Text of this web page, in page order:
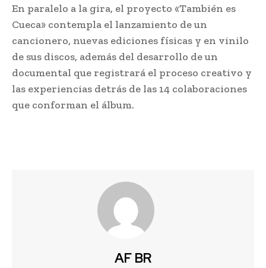
En paralelo a la gira, el proyecto «También es
Cueca» contempla el lanzamiento de un
cancionero, nuevas ediciones físicas y en vinilo
de sus discos, además del desarrollo de un
documental que registrará el proceso creativo y
las experiencias detrás de las 14 colaboraciones
que conforman el álbum.
AF BR